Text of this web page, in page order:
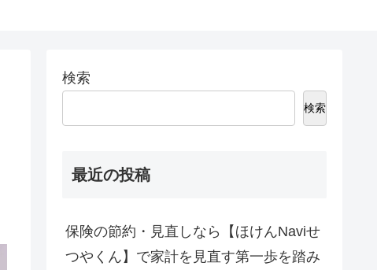
検索
検索
最近の投稿
保険の節約・見直しなら【ほけんNaviせ
つやくん】で家計を見直す第一歩を踏み